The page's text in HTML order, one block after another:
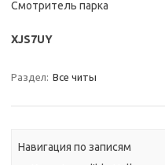
Смотритель парка
XJS7UY
Раздел: Все читы
Навигация по записям